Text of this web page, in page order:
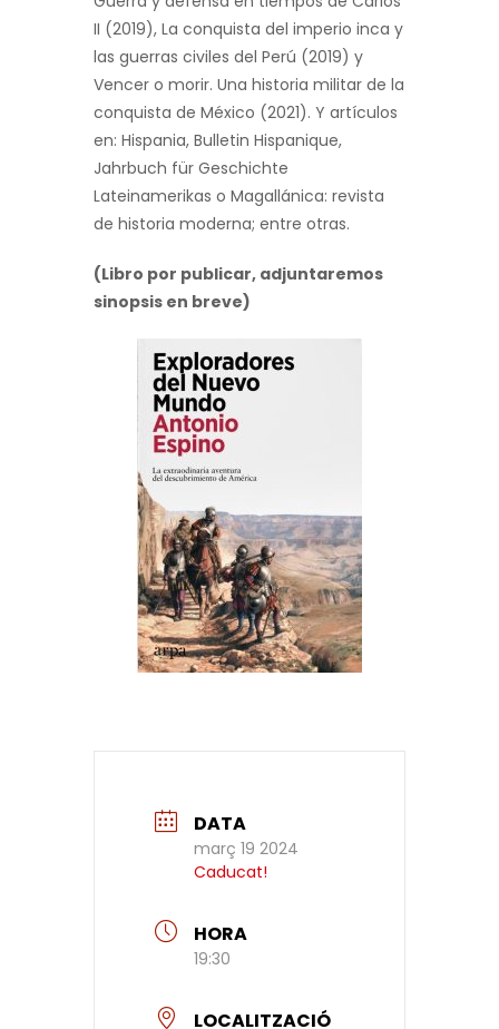
II (2019), La conquista del imperio inca y
las guerras civiles del Perú (2019) y
Vencer o morir. Una historia militar de la
conquista de México (2021). Y artículos
en: Hispania, Bulletin Hispanique,
Jahrbuch für Geschichte
Lateinamerikas o Magallánica: revista
de historia moderna; entre otras.
(Libro por publicar, adjuntaremos
sinopsis en breve)
DATA
març 19 2024
Caducat!
HORA
19:30
LOCALITZACIÓ